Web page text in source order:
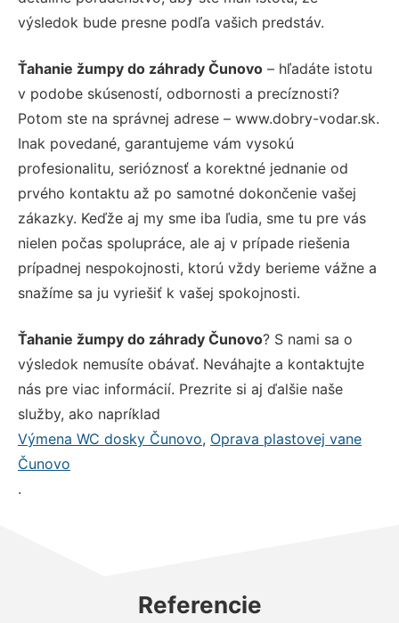
výsledok bude presne podľa vašich predstáv.
Ťahanie žumpy do záhrady Čunovo – hľadáte istotu
v podobe skúseností, odbornosti a precíznosti?
Potom ste na správnej adrese – www.dobry-vodar.sk.
Inak povedané, garantujeme vám vysokú
profesionalitu, serióznosť a korektné jednanie od
prvého kontaktu až po samotné dokončenie vašej
zákazky. Keďže aj my sme iba ľudia, sme tu pre vás
nielen počas spolupráce, ale aj v prípade riešenia
prípadnej nespokojnosti, ktorú vždy berieme vážne a
snažíme sa ju vyriešiť k vašej spokojnosti.
Ťahanie žumpy do záhrady Čunovo? S nami sa o
výsledok nemusíte obávať. Neváhajte a kontaktujte
nás pre viac informácií. Prezrite si aj ďalšie naše
služby, ako napríklad
Výmena WC dosky Čunovo, Oprava plastovej vane
Čunovo
.
Referencie